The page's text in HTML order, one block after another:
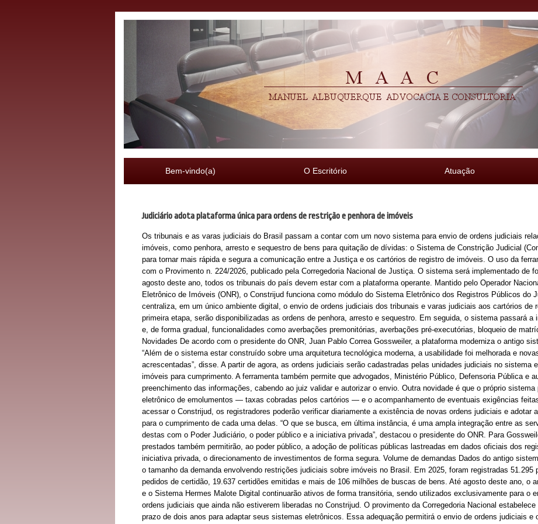
Bem-vindo(a) O Escritório Atuação
Judiciário adota plataforma única para ordens de restrição e penhora de imóveis
Os tribunais e as varas judiciais do Brasil passam a contar com um novo sistema para envio de ordens judiciais
imóveis, como penhora, arresto e sequestro de bens para quitação de dívidas: o Sistema de Constrição Judicial
para tornar mais rápida e segura a comunicação entre a Justiça e os cartórios de registro de imóveis. O uso da
com o Provimento n. 224/2026, publicado pela Corregedoria Nacional de Justiça. O sistema será implementado de
agosto deste ano, todos os tribunais do país devem estar com a plataforma operante. Mantido pelo Operador
Eletrônico de Imóveis (ONR), o Constrijud funciona como módulo do Sistema Eletrônico dos Registros Públicos do
centraliza, em um único ambiente digital, o envio de ordens judiciais dos tribunais e varas judiciais aos cartórios de
primeira etapa, serão disponibilizadas as ordens de penhora, arresto e sequestro. Em seguida, o sistema passará a
e, de forma gradual, funcionalidades como averbações premonitórias, averbações pré-executórias, bloqueio de
Novidades De acordo com o presidente do ONR, Juan Pablo Correa Gossweiler, a plataforma moderniza o antigo
“Além de o sistema estar construído sobre uma arquitetura tecnológica moderna, a usabilidade foi melhorada e
acrescentadas”, disse. A partir de agora, as ordens judiciais serão cadastradas pelas unidades judiciais no sistema
imóveis para cumprimento. A ferramenta também permite que advogados, Ministério Público, Defensoria Pública e
preenchimento das informações, cabendo ao juiz validar e autorizar o envio. Outra novidade é que o próprio sistema
eletrônico de emolumentos — taxas cobradas pelos cartórios — e o acompanhamento de eventuais exigências
acessar o Constrijud, os registradores poderão verificar diariamente a existência de novas ordens judiciais e adotar
para o cumprimento de cada uma delas. “O que se busca, em última instância, é uma ampla integração entre as
destas com o Poder Judiciário, o poder público e a iniciativa privada”, destacou o presidente do ONR. Para
prestados também permitirão, ao poder público, a adoção de políticas públicas lastreadas em dados oficiais dos
iniciativa privada, o direcionamento de investimentos de forma segura. Volume de demandas Dados do antigo
o tamanho da demanda envolvendo restrições judiciais sobre imóveis no Brasil. Em 2025, foram registradas 51.295
pedidos de certidão, 19.637 certidões emitidas e mais de 106 milhões de buscas de bens. Até agosto deste ano, o
e o Sistema Hermes Malote Digital continuarão ativos de forma transitória, sendo utilizados exclusivamente para o
ordens judiciais que ainda não estiverem liberadas no Constrijud. O provimento da Corregedoria Nacional
prazo de dois anos para adaptar seus sistemas eletrônicos. Essa adequação permitirá o envio de ordens judiciais e